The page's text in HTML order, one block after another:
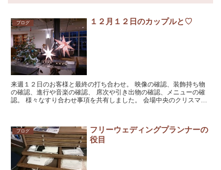
ブログ １２月１２日のカップルと♡
来週１２日のお客様と最終の打ち合わせ。 映像の確認、装飾持ち物
の確認、進行や音楽の確認、 席次や引き出物の確認、メニューの確
認。 様々なすり合わせ事項を共有しました。 会場中央のクリスマス
ブログ
フリーウェディングプランナーの
役目